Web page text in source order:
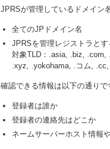
JPRSが管理しているドメイン
全てのJPドメイン名
JPRSを管理レジストラと
対象TLD：.asia, .biz,
.xyz, .yokohama, .コム,
確認できる情報は以下の通りで
登録者は誰か
登録者の連絡先はどこか
ネームサーバーホスト情報